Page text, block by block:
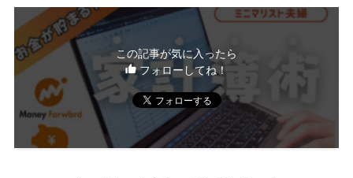
この記事が気に入ったら
フォローしてね！